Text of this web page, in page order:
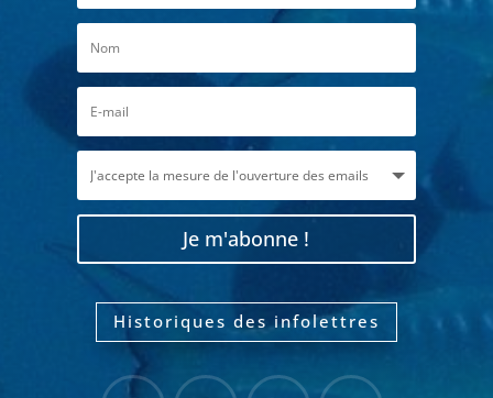
Je m'abonne !
Historiques des infolettres